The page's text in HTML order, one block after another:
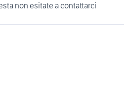
non esitate a contattarci